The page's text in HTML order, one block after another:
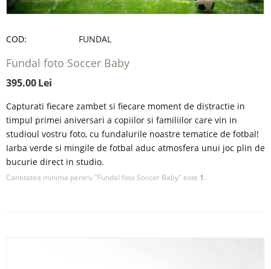
COD: FUNDAL
Fundal foto Soccer Baby
395.00Lei
Capturati fiecare zambet si fiecare moment de distractie in
timpul primei aniversari a copiilor si familiilor care vin in
studioul vostru foto, cu fundalurile noastre tematice de fotbal!
Iarba verde si mingile de fotbal aduc atmosfera unui joc plin de
bucurie direct in studio.
Cantitatea minima pentru "Fundal foto Soccer Baby" este 1.